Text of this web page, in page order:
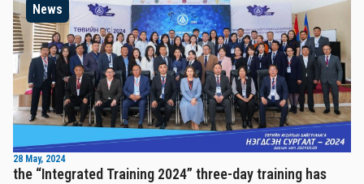
News
28 May, 2024
the “Integrated Training 2024” three-day training has